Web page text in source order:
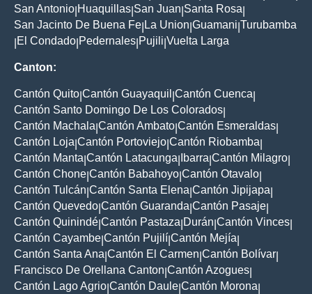
San Antonio Huaquillas San Juan Santa Rosa
San Jacinto De Buena Fe La Union Guamani Turubamba
El Condado Pedernales Pujili Vuelta Larga
Canton:
Cantón Quito Cantón Guayaquil Cantón Cuenca
Cantón Santo Domingo De Los Colorados
Cantón Machala Cantón Ambato Cantón Esmeraldas
Cantón Loja Cantón Portoviejo Cantón Riobamba
Cantón Manta Cantón Latacunga Ibarra Cantón Milagro
Cantón Chone Cantón Babahoyo Cantón Otavalo
Cantón Tulcán Cantón Santa Elena Cantón Jipijapa
Cantón Quevedo Cantón Guaranda Cantón Pasaje
Cantón Quinindé Cantón Pastaza Durán Cantón Vinces
Cantón Cayambe Cantón Pujilí Cantón Mejía
Cantón Santa Ana Cantón El Carmen Cantón Bolívar
Francisco De Orellana Canton Cantón Azogues
Cantón Lago Agrio Cantón Daule Cantón Morona